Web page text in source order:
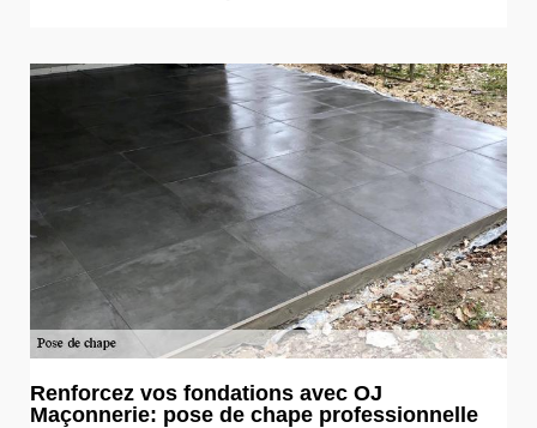
Renforcez vos fondations avec OJ
Maçonnerie: pose de chape professionnelle